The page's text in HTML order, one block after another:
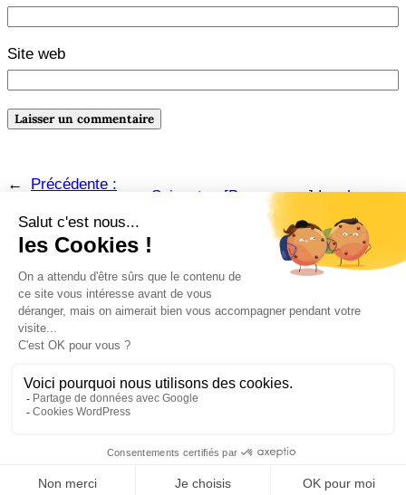
Site web
←
Précédente :
by U2
Suivante : [Braconnage] Les heures
souterraines / Delphine de Vigan
© Lynda Guillemaud | Comm’ & Romans – 2026.